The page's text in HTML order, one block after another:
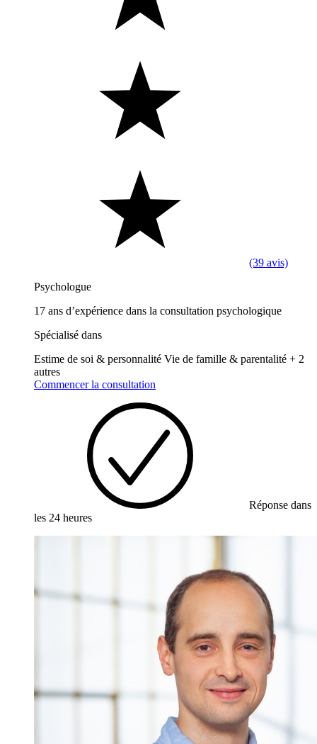
(39 avis)
Psychologue
17 ans d’expérience dans la consultation psychologique
Spécialisé dans
Estime de soi & personnalité Vie de famille & parentalité + 2
autres
Commencer la consultation
Réponse dans
les 24 heures